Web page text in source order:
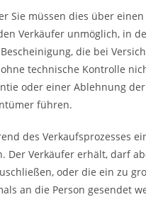
Sie müssen dies über
Verkäufer unmöglich, in
die bei
technische Kontrolle
oder einer Ablehnung
führen.
des Verkaufsprozesses
Verkäufer erhält, darf
oder die ein zu
an die Person gesendet